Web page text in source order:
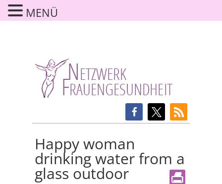
Happy woman
drinking water from a
glass outdoor
MENÜ